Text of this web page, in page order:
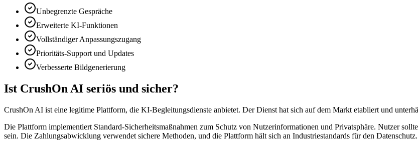
Unbegrenzte Gespräche
Erweiterte KI-Funktionen
Vollständiger Anpassungszugang
Prioritäts-Support und Updates
Verbesserte Bildgenerierung
Ist CrushOn AI seriös und sicher?
CrushOn AI ist eine legitime Plattform, die KI-Begleitungsdienste anbietet. Der Dienst hat sich auf dem Markt etabliert und
Die Plattform implementiert Standard-Sicherheitsmaßnahmen zum Schutz von Nutzerinformationen und Privatsphäre. Nutzer
sein. Die Zahlungsabwicklung verwendet sichere Methoden, und die Plattform hält sich an Industriestandards für den Datenschutz.